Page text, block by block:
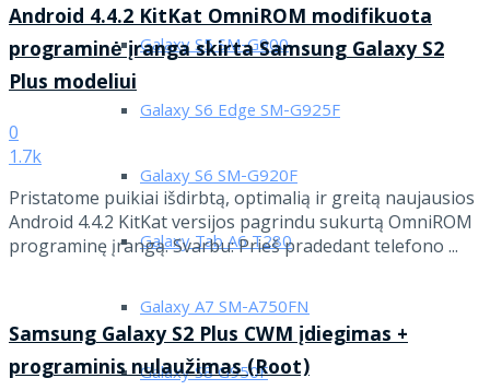
Galaxy S5 SM-G900
Galaxy S6 Edge SM-G925F
Galaxy S6 SM-G920F
Galaxy Tab A6 T280
Galaxy A7 SM-A750FN
Galaxy S8 G950F
Android 4.4.2 KitKat OmniROM modifikuota
programinė įranga skirta Samsung Galaxy S2
Plus modeliui
0
1.7k
Pristatome puikiai išdirbtą, optimalią ir greitą naujausios
Android 4.4.2 KitKat versijos pagrindu sukurtą OmniROM
programinę įrangą. Svarbu: Prieš pradedant telefono ...
Samsung Galaxy S2 Plus CWM įdiegimas +
programinis nulaužimas (Root)